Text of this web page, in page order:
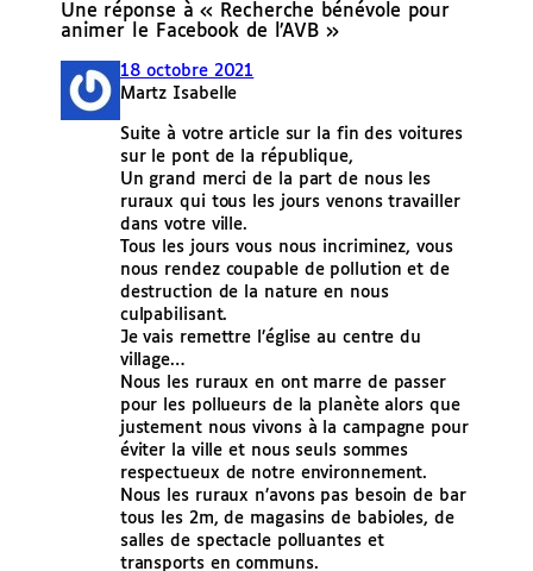
Une réponse à « Recherche bénévole pour
animer le Facebook de l’AVB »
18 octobre 2021
Martz Isabelle
Suite à votre article sur la fin des voitures
sur le pont de la république,
Un grand merci de la part de nous les
ruraux qui tous les jours venons travailler
dans votre ville.
Tous les jours vous nous incriminez, vous
nous rendez coupable de pollution et de
destruction de la nature en nous
culpabilisant.
Je vais remettre l’église au centre du
village…
Nous les ruraux en ont marre de passer
pour les pollueurs de la planète alors que
justement nous vivons à la campagne pour
éviter la ville et nous seuls sommes
respectueux de notre environnement.
Nous les ruraux n’avons pas besoin de bar
tous les 2m, de magasins de babioles, de
salles de spectacle polluantes et
transports en communs.